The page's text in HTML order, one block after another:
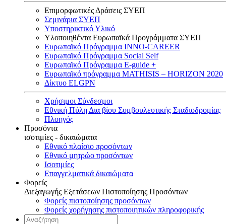
Επιμορφωτικές Δράσεις ΣΥΕΠ
Σεμινάρια ΣΥΕΠ
Υποστηρικτικό Υλικό
Υλοποιηθέντα Ευρωπαϊκά Προγράμματα ΣΥΕΠ
Ευρωπαϊκό Πρόγραμμα INNO-CAREER
Ευρωπαϊκό Πρόγραμμα Social Self
Ευρωπαϊκό Πρόγραμμα E-guide +
Ευρωπαϊκό πρόγραμμα MATHISIS – HORIZON 2020
Δίκτυο ELGPN
Χρήσιμοι Σύνδεσμοι
Εθνική Πύλη Δια βίου Συμβουλευτικής Σταδιοδρομίας
Πλοηγός
Προσόντα
ισοτιμίες - δικαιώματα
Εθνικό πλαίσιο προσόντων
Εθνικό μητρώο προσόντων
Ισοτιμίες
Επαγγελματικά δικαιώματα
Φορείς
Διεξαγωγής Εξετάσεων Πιστοποίησης Προσόντων
Φορείς πιστοποίησης προσόντων
Φορείς χορήγησης πιστοποιητικών πληροφορικής